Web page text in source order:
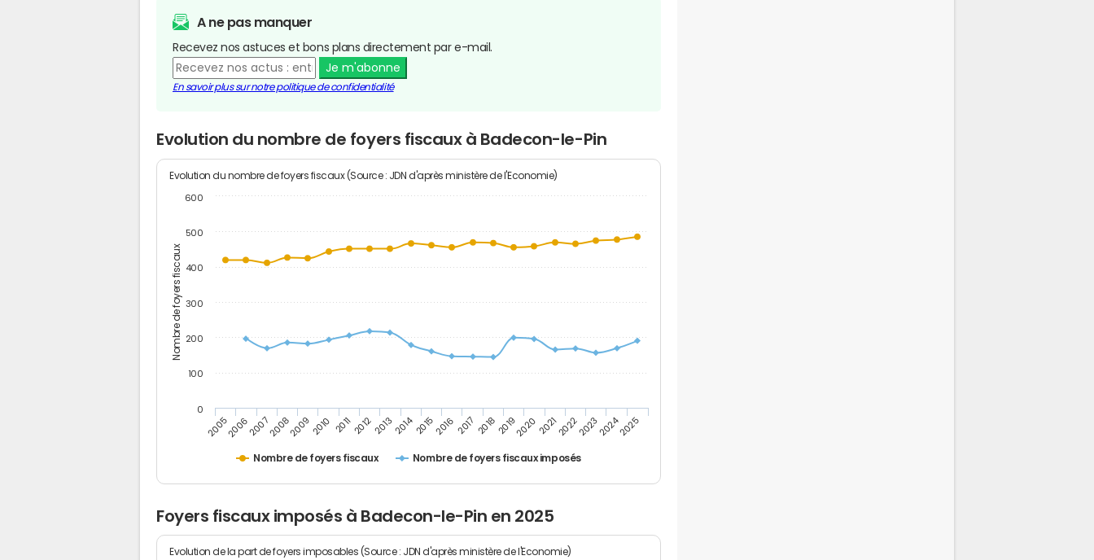
A ne pas manquer
Recevez nos astuces et bons plans directement par e-mail.
Je m'abonne
En savoir plus sur notre politique de confidentialité
Evolution du nombre de foyers fiscaux à Badecon-le-Pin
Nombre de foyers fiscaux
Evolution du nombre de foyers fiscaux (Source : JDN d'après ministère de l'Economie)
Nombre de foyers fiscaux Nombre de foyers fiscaux imposés
200520062007200820092010 201120122013201420152016 2017 20182019202020212022202320242025
0
100
200
300
400
500
600
Foyers fiscaux imposés à Badecon-le-Pin en 2025
Evolution de la part de foyers imposables (Source : JDN d'après ministère de l'Economie)